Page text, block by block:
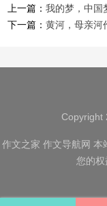
上一篇：我的梦，中国
下一篇：黄河，母亲河
Copyright
作文之家 作文导航网 本
您的权